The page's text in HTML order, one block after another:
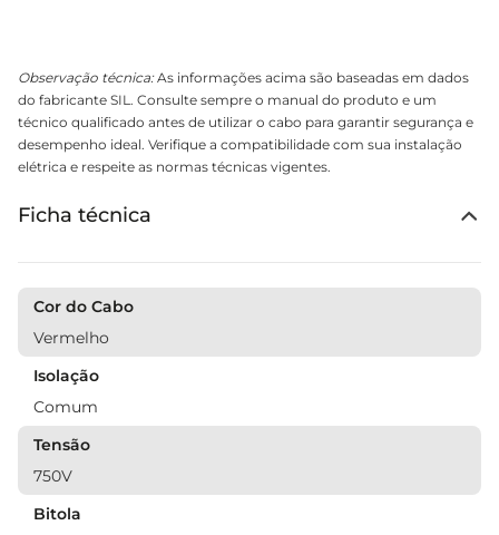
Observação técnica:As informações acima são baseadas em dados
do fabricante SIL. Consulte sempre o manual do produto e um
técnico qualificado antes de utilizar o cabo para garantir segurança e
desempenho ideal. Verifique a compatibilidade com sua instalação
elétrica e respeite as normas técnicas vigentes.
Ficha técnica
Cor do Cabo
Vermelho
Isolação
Comum
Tensão
750V
Bitola